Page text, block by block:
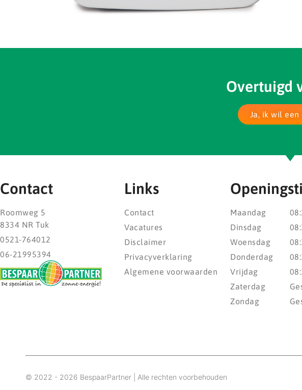
Overtuigd
Ja, ik wil
Contact
Roomweg 5
8334 NR Tuk
0521-764012
06-21995394
Links
Contact
Vacatures
Disclaimer
Privacyverklaring
Algemene voorwaarden
Maandag
Dinsdag
Woensdag
Donderdag
Vrijdag
Zaterdag
Zondag
© 2022 - 2026 BespaarPartner | Alle rechten voorbehouden